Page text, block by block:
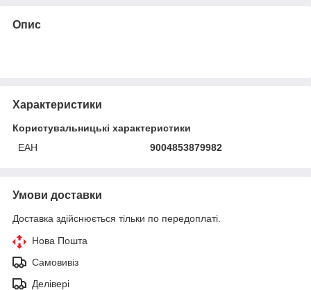
Опис
Характеристики
Користувальницькі характеристики
ЕАН
9004853879982
Умови доставки
Доставка здійснюється тільки по передоплаті.
Нова Пошта
Самовивіз
Делівері